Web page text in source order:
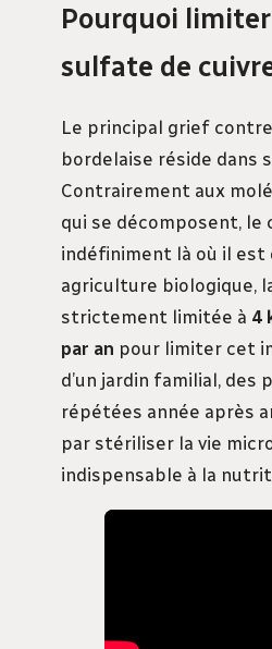
Pourquoi limiter
sulfate de
Le principal grief
bordelaise réside dans
Contrairement aux
qui se décomposent, le
indéfiniment là où il est
agriculture biologique,
strictement limitée à 4
par an pour limiter cet
d’un jardin familial, des
répétées année après
par stériliser la vie
indispensable à la